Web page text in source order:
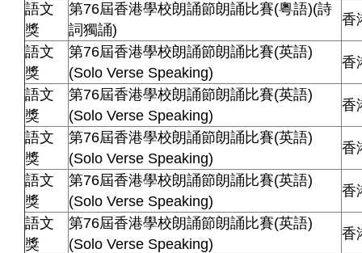
語文
獎
第76屆香港學校朗誦節朗誦比賽(粵語)(詩
詞獨誦)
香
語文
獎
第76屆香港學校朗誦節朗誦比賽(英語)
(Solo Verse Speaking)
香
語文
獎
第76屆香港學校朗誦節朗誦比賽(英語)
(Solo Verse Speaking)
香
語文
獎
第76屆香港學校朗誦節朗誦比賽(英語)
(Solo Verse Speaking)
香
語文
獎
第76屆香港學校朗誦節朗誦比賽(英語)
(Solo Verse Speaking)
香
語文
獎
第76屆香港學校朗誦節朗誦比賽(英語)
(Solo Verse Speaking)
香